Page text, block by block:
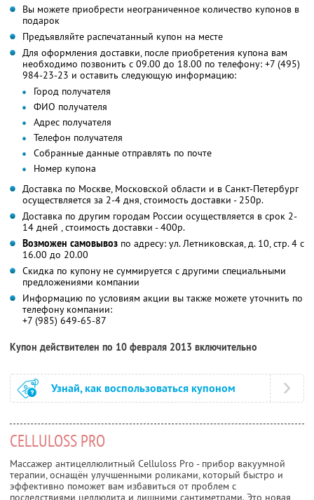
Вы можете приобрести неограниченное количество купонов в
подарок
Предъявляйте распечатанный купон на месте
Для оформления доставки, после приобретения купона вам
необходимо позвонить с 09.00 до 18.00 по телефону: +7 (495)
984-23-23 и оставить следующую информацию:
Город получателя
ФИО получателя
Адрес получателя
Телефон получателя
Собранные данные отправлять по почте
Номер купона
Доставка по Москве, Московской области и в Санкт-Петербург
осуществляется за 2-4 дня, стоимость доставки - 250р.
Доставка по другим городам России осуществляется в срок 2-
14 дней , стоимость доставки - 400р.
Возможен самовывоз по адресу: ул. Летниковская, д. 10, стр. 4 с
16.00 до 20.00
Скидка по купону не суммируется с другими специальными
предложениями компании
Информацию по условиям акции вы также можете уточнить по
телефону компании:
+7 (985) 649-65-87
Купон действителен по 10 февраля 2013 включительно
Узнай, как воспользоваться купоном
CELLULOSS PRO
Массажер антицеллюлитный Celluloss Pro - прибор вакуумной
терапии, оснащён улучшенными роликами, который быстро и
эффективно поможет вам избавиться от проблем с
последствиями целлюлита и лишними сантиметрами. Это новая,